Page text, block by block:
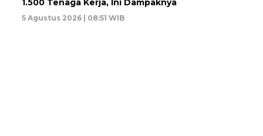
1.500 Tenaga Kerja, Ini Dampaknya
5 Agustus 2026 | 08:51 WIB